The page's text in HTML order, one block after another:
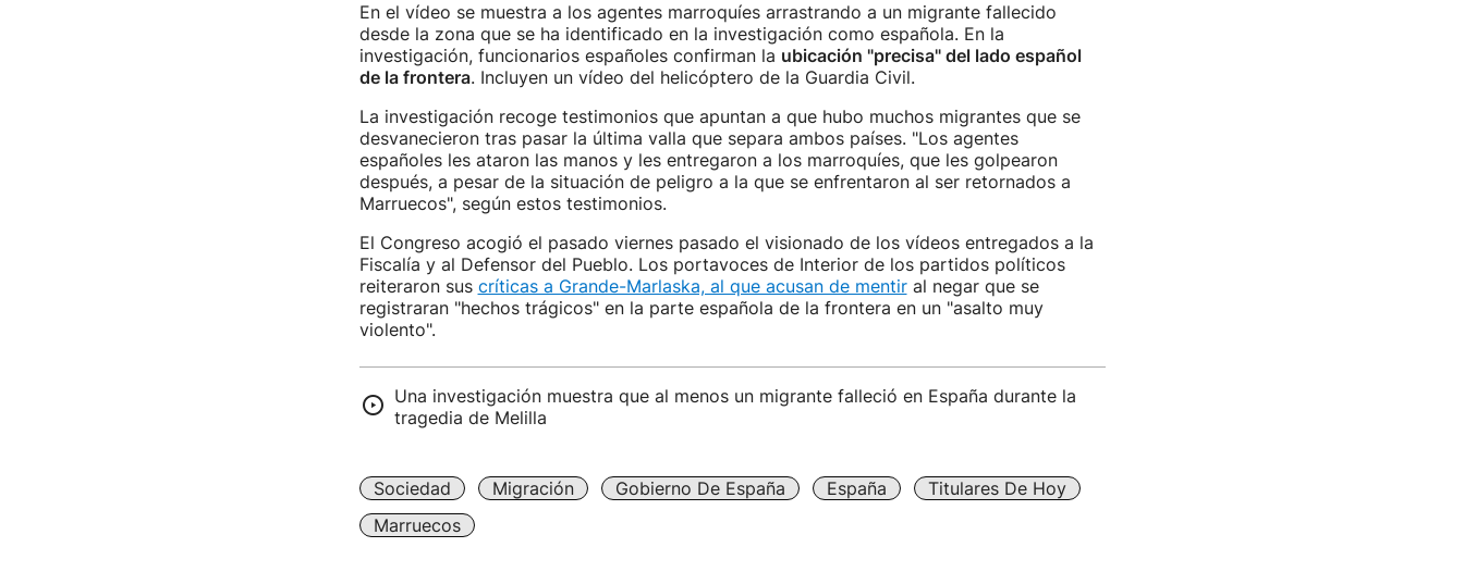
En el vídeo se muestra a los agentes marroquíes arrastrando a un migrante fallecido
desde la zona que se ha identificado en la investigación como española. En la
investigación, funcionarios españoles confirman la ubicación "precisa" del lado español
de la frontera. Incluyen un vídeo del helicóptero de la Guardia Civil.
La investigación recoge testimonios que apuntan a que hubo muchos migrantes que se
desvanecieron tras pasar la última valla que separa ambos países. "Los agentes
españoles les ataron las manos y les entregaron a los marroquíes, que les golpearon
después, a pesar de la situación de peligro a la que se enfrentaron al ser retornados a
Marruecos", según estos testimonios.
El Congreso acogió el pasado viernes pasado el visionado de los vídeos entregados a la
Fiscalía y al Defensor del Pueblo. Los portavoces de Interior de los partidos políticos
reiteraron sus críticas a Grande-Marlaska, al que acusan de mentiral negar que se
registraran "hechos trágicos" en la parte española de la frontera en un "asalto muy
violento".
Una investigación muestra que al menos un migrante falleció en España durante la
tragedia de Melilla
Sociedad Migración Gobierno De España España
Titulares De Hoy
Marruecos